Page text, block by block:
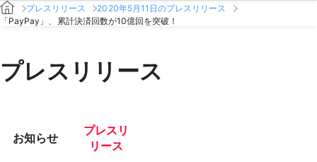
プレスリリース
2020年5月11日のプレスリリース
「PayPay」、累計決済回数が10億回を突破！
プレスリリース
お知らせ
プレスリ
リース